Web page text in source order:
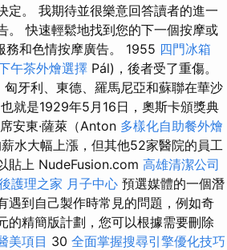
定。 我期待並很樂意回答讀者的進一
。 快速輕鬆地找到您的下一個按摩或
和色情按摩廣告。 1955 四門冰箱
午茶外燴選擇 Pál)，後者受了重傷。
牙利、東德、羅馬尼亞和蘇聯在華沙
就是1929年5月16日，奧斯卡頒獎典
安東·薩萊（Anton 多樣化自助餐外燴
水大幅上漲，但其他52家醫院的員工
貼上 NudeFusion.com 高雄清潔公司
護理之家 月子中心 預選媒體的一個潛
遇到自己製作時常見的問題，例如奇
的精簡版計劃，您可以根據需要刪除
美項目 30 全面掌握搜尋引擎優化技巧